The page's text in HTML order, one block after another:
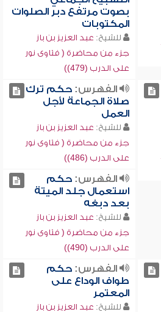
بصوت مرتفع دبر الصلوات
المكتوبات
للشيخ: عبد العزيز بن باز
جزء من محاضرة ( فتاوى نور
على الدرب (479))
الفهرس:حكم ترك
صلاة الجماعة لأجل
العمل
للشيخ: عبد العزيز بن باز
جزء من محاضرة ( فتاوى نور
على الدرب (486))
الفهرس:حكم
استعمال جلد الميتة
بعد دبغه
للشيخ: عبد العزيز بن باز
جزء من محاضرة ( فتاوى نور
على الدرب (490))
الفهرس:حكم
طواف الوداع على
المعتمر
للشيخ: عبد العزيز بن باز